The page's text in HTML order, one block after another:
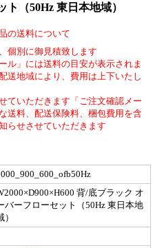
ト（50Hz 東日本地域）
の送料について
個別に御見積致します
ル」には送料の目安が表示されま
送地域により、費用は上下いたし
ていただきます「ご注文確認メー
送料、配送保険料、梱包費用を含
らせさせていただきます
背/底ブラック オ
バーフローセット（50Hz 東日本地
）